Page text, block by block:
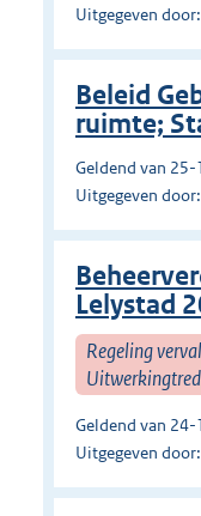
Uitgegeven
Beleid
ruimte;
Geldend van
Uitgegeven
Lelystad
Regeling
Geldend van
Uitgegeven